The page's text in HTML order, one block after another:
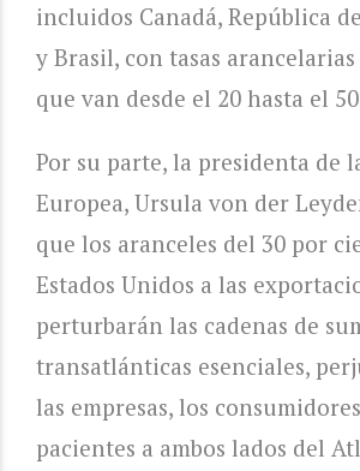
incluidos Canadá, República
y Brasil, con tasas
que van desde el 20 hasta el
Por su parte, la presidenta de
Europea, Ursula von der
que los aranceles del 30 por
Estados Unidos a las
perturbarán las cadenas de
transatlánticas esenciales,
las empresas, los
pacientes a ambos lados del